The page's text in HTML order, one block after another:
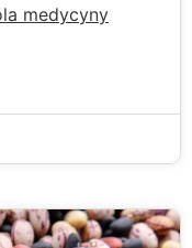
medycyny